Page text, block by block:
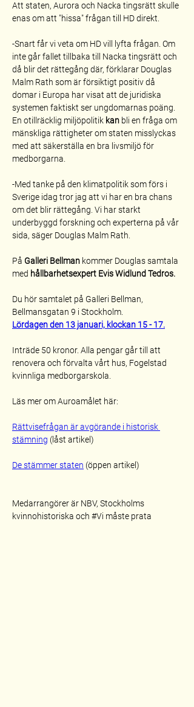
Att staten, Aurora och Nacka tingsrätt skulle
enas om att "hissa" frågan till HD direkt.
-Snart får vi veta om HD vill lyfta frågan. Om
inte går fallet tillbaka till Nacka tingsrätt och
då blir det rättegång där, förklarar Douglas
Malm Rath som är försiktigt positiv då
domar i Europa har visat att de juridiska
systemen faktiskt ser ungdomarnas poäng.
En otillräcklig miljöpolitik kan bli en fråga om
mänskliga rättigheter om staten misslyckas
med att säkerställa en bra livsmiljö för
medborgarna.
-Med tanke på den klimatpolitik som förs i
Sverige idag tror jag att vi har en bra chans
om det blir rättegång. Vi har starkt
underbyggd forskning och experterna på vår
sida, säger Douglas Malm Rath.
På Galleri Bellman kommer Douglas samtala
med hållbarhetsexpert Evis Widlund Tedros.
Du hör samtalet på Galleri Bellman,
Bellmansgatan 9 i Stockholm.
Lördagen den 13 januari, klockan 15 - 17.
Inträde 50 kronor. Alla pengar går till att
renovera och förvalta vårt hus, Fogelstad
kvinnliga medborgarskola.
Läs mer om Auroamålet här:
Rättvisefrågan är avgörande i historisk
stämning (låst artikel)
De stämmer staten (öppen artikel)
Medarrangörer är NBV, Stockholms
kvinnohistoriska och #Vi måste prata